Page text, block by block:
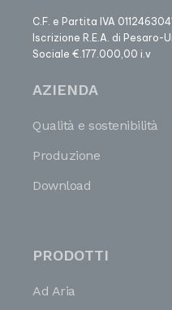
C.F. e Partita IVA
Iscrizione R.E.A. di Pesaro-
Sociale €.177.000,00 i.v
AZIENDA
Qualità e sostenibilità
Produzione
Download
PRODOTTI
Ad Aria